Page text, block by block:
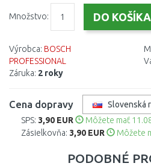
Množstvo:
Výrobca: BOSCH
PROFESSIONAL
Záruka: 2 roky
Cena dopravy
Slovenská
SPS: 3,90 EUR
Môžete mať
Zásielkovňa: 3,90 EUR Môžete
PODOBNÉ